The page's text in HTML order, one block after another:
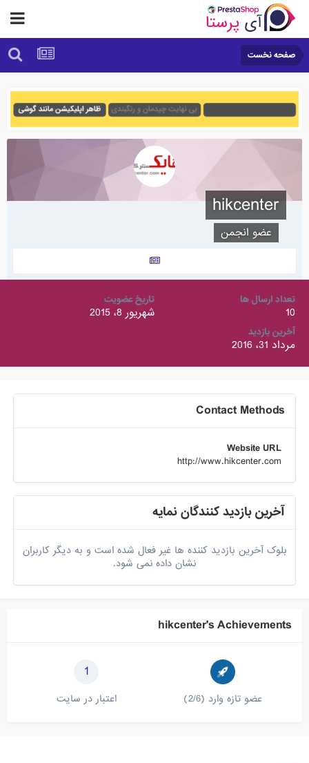
صفحه نخست
hikcenter
عضو انجمن
تعداد ارسال ها
10
تاریخ عضویت
شهریور 8، 2015
آخرین بازدید
مرداد 31، 2016
Contact Methods
Website URL
http://www.hikcenter.com
آخرین بازدید کنندگان نمایه
بلوک آخرین بازدید کننده ها غیر فعال شده است و به دیگر کاربران
نشان داده نمی شود.
hikcenter's Achievements
عضو تازه وارد (2/6)
1
اعتبار در سایت